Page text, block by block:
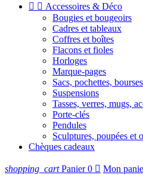
  Accessoires & Déco
Bougies et bougeoirs
Cadres et tableaux
Coffres et boîtes
Flacons et fioles
Horloges
Marque-pages
Sacs, pochettes,
Suspensions
Tasses, verres, mugs,
Porte-clés
Pendules
Sculptures, poupées et
Chèques cadeaux
shopping_cart Panier 0  Mon